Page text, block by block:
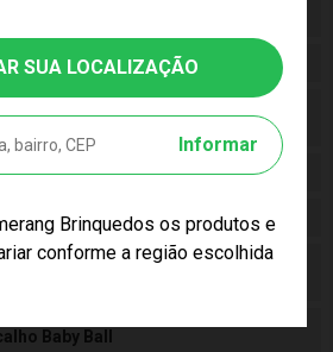
SUA LOCALIZAÇÃO
Informar
Brinquedos os produtos e
conforme a região escolhida
Butadieno Estireno, TRP
Baby Ball